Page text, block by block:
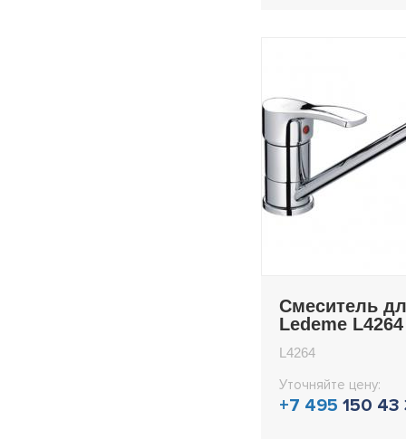
Смеситель
Ledeme L4264
L4264
Уточняйте цену:
+7 495 150 43